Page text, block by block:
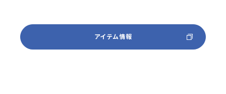
アイテム情報